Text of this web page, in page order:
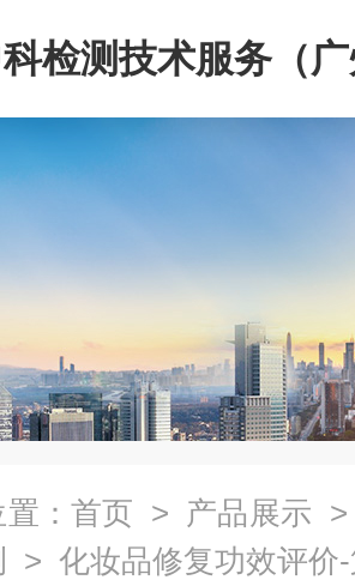
检测技术服务（
限公司
： 首页 > 产品展示
> 化妆品修复功效评价